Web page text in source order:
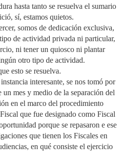
hasta tanto se resuelva el sumario
sí, estamos quietos.
somos de dedicación exclusiva,
de actividad privada ni particular,
ni tener un quiosco ni plantar
otro tipo de actividad.
esto se resuelva.
interesante, se nos tomó por
un mes y medio de la separación del
en el marco del procedimiento
que fue designado como Fiscal
porque se repasaron e ese
que tienen los Fiscales en
en qué consiste el ejercicio